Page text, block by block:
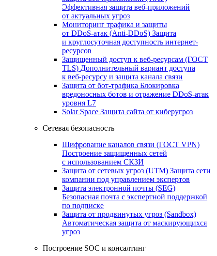
Эффективная защита веб-приложений
от актуальных угроз
Мониторинг трафика и защиты
от DDoS‑атак (Anti‑DDoS) Защита
и круглосуточная доступность интернет-
ресурсов
Защищенный доступ к веб-ресурсам (ГОСТ
TLS) Дополнительный вариант доступа
к веб‑ресурсу и защита канала связи
Защита от бот‑трафика Блокировка
вредоносных ботов и отражение DDoS‑атак
уровня L7
Solar Space Защита сайта от киберугроз
Сетевая безопасность
Шифрование каналов связи (ГОСТ VPN)
Построение защищенных сетей
с использованием СКЗИ
Защита от сетевых угроз (UTM) Защита сети
компании под управлением экспертов
Защита электронной почты (SEG)
Безопасная почта с экспертной поддержкой
по подписке
Защита от продвинутых угроз (Sandbox)
Автоматическая защита от маскирующихся
угроз
Построение SOC и консалтинг